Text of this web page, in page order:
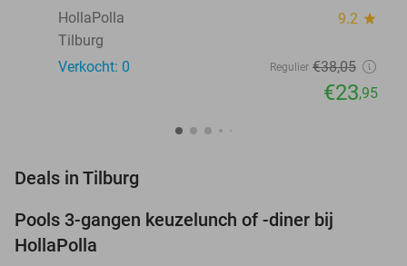
HollaPolla
9.2 star
Tilburg
Verkocht: 0
Regulier €38,05
€23,95
Deals in Tilburg
TODAY
Pools 3-gangen keuzelunch of -diner bij
HollaPolla